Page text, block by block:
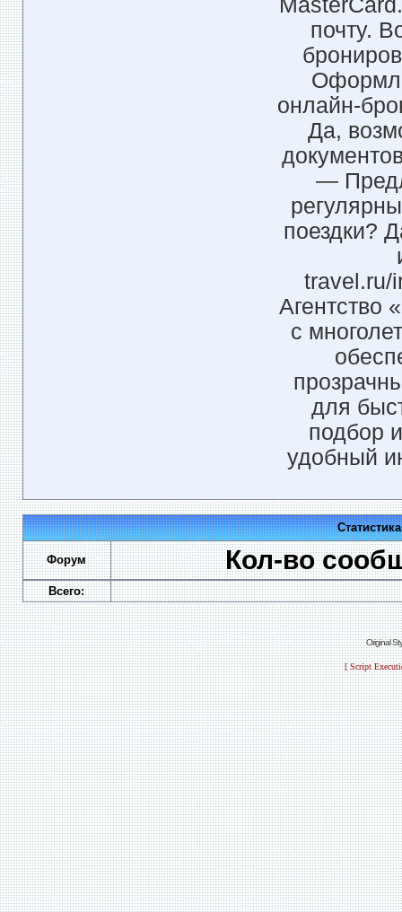
почту.
онлайн-
Да,
—
поездки?
travel.ru/
Агентство
с
для
подбор
удобный
Форум Кол-во
Всего:
Original
[ Script